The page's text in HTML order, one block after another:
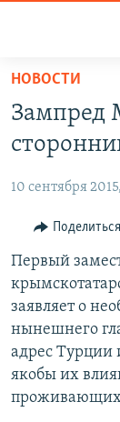
Вернуться
основному
содержанию
Вернутся
навигации
Вернутся
поиску
СПЕЦПРОЕКТЫ
КАРТА
11 ЛЕТ
ВОДА
ИСТОРИЯ
ЕЩЕ
ИНТЕРАКТИВ
ИНФОГРАФИКА
ТЕЛЕПРОЕКТ
СОВЕТЫ
ПРОПАВШИЕ
РАДІО
КАК ОБОЙТИ
Українською
Qırımtatar
НОВОСТИ
Зампред
10 сентября
Поделиться
Первый
заявляет о
нынешнего
адрес Турции
якобы их